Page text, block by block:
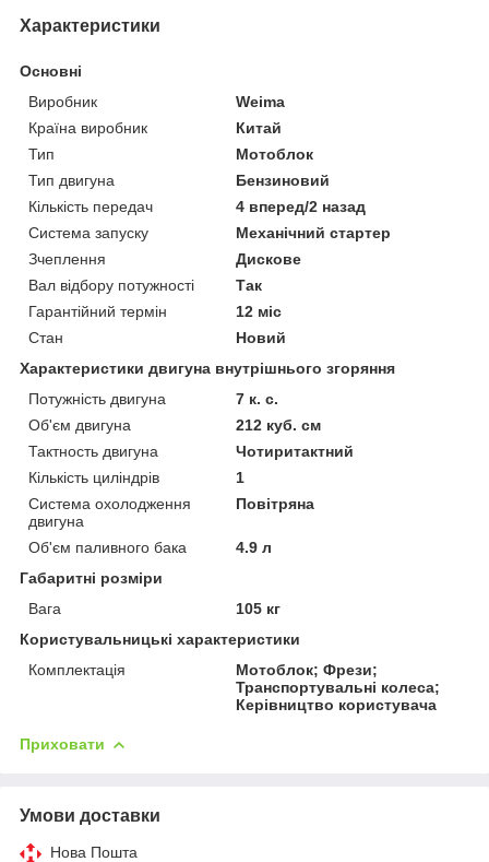
Характеристики
Основні
Виробник
Weima
Країна виробник
Китай
Тип
Мотоблок
Тип двигуна
Бензиновий
Кількість передач
4 вперед/2 назад
Система запуску
Механічний стартер
Зчеплення
Дискове
Вал відбору потужності
Так
Гарантійний термін
12 міс
Стан
Новий
Характеристики двигуна внутрішнього згоряння
Потужність двигуна
7 к. с.
Об'єм двигуна
212 куб. см
Тактность двигуна
Чотиритактний
Кількість циліндрів
1
Система охолодження
двигуна
Повітряна
Об'єм паливного бака
4.9 л
Габаритні розміри
Вага
105 кг
Користувальницькі характеристики
Комплектація
Мотоблок; Фрези;
Транспортувальні колеса;
Керівництво користувача
Приховати
Умови доставки
Нова Пошта